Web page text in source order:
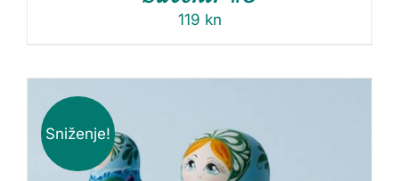
119 kn
Sniženje!